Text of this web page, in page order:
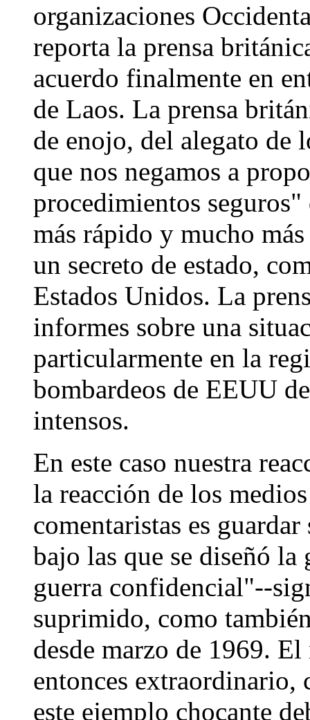
organizaciones
reporta la prensa
acuerdo finalmente en
de Laos. La prensa
de enojo, del alegato de
que nos negamos a
procedimientos
más rápido y mucho
un secreto de estado,
Estados Unidos. La
informes sobre una
particularmente en la
bombardeos de EEUU
intensos.
En este caso nuestra
la reacción de los
comentaristas es
bajo las que se diseñó
guerra confidencial"--
suprimido, como
desde marzo de 1969.
entonces extraordinario,
este ejemplo chocante